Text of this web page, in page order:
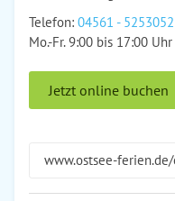
Telefon: 04561 - 5253052
Mo.-Fr. 9:00 bis 17:00 Uhr
Jetzt online buchen
www.ostsee-